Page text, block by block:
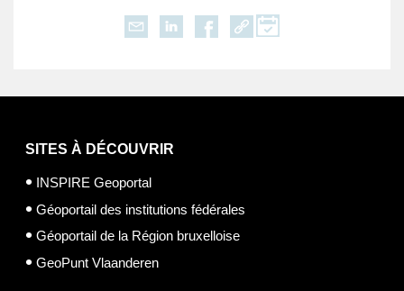
SITES À DÉCOUVRIR
INSPIRE Geoportal
Géoportail des institutions fédérales
Géoportail de la Région bruxelloise
GeoPunt Vlaanderen